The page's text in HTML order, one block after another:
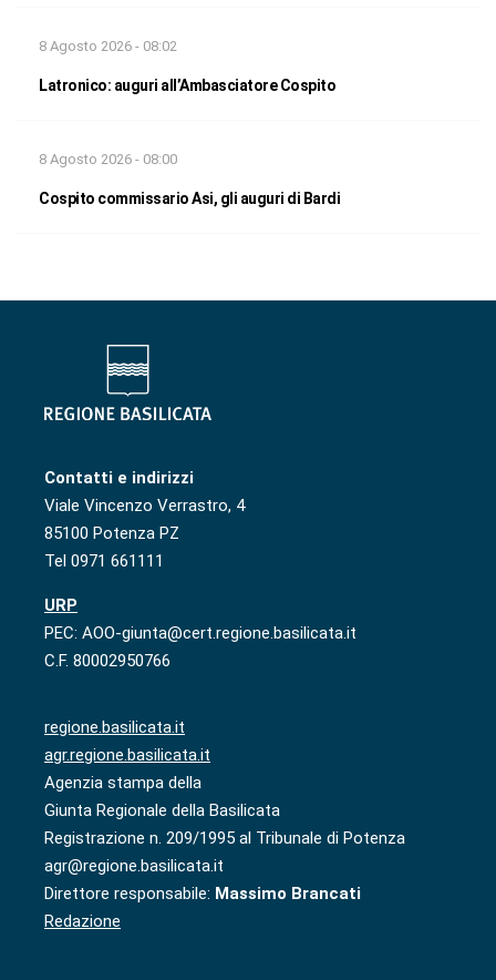
8 Agosto 2026 - 08:02
Latronico: auguri all’Ambasciatore Cospito
8 Agosto 2026 - 08:00
Cospito commissario Asi, gli auguri di Bardi
Contatti e indirizzi
Viale Vincenzo Verrastro, 4
85100 Potenza PZ
Tel 0971 661111
URP
PEC: AOO-giunta@cert.regione.basilicata.it
C.F. 80002950766
regione.basilicata.it
agr.regione.basilicata.it
Agenzia stampa della
Giunta Regionale della Basilicata
Registrazione n. 209/1995 al Tribunale di Potenza
agr@regione.basilicata.it
Direttore responsabile: Massimo Brancati
Redazione